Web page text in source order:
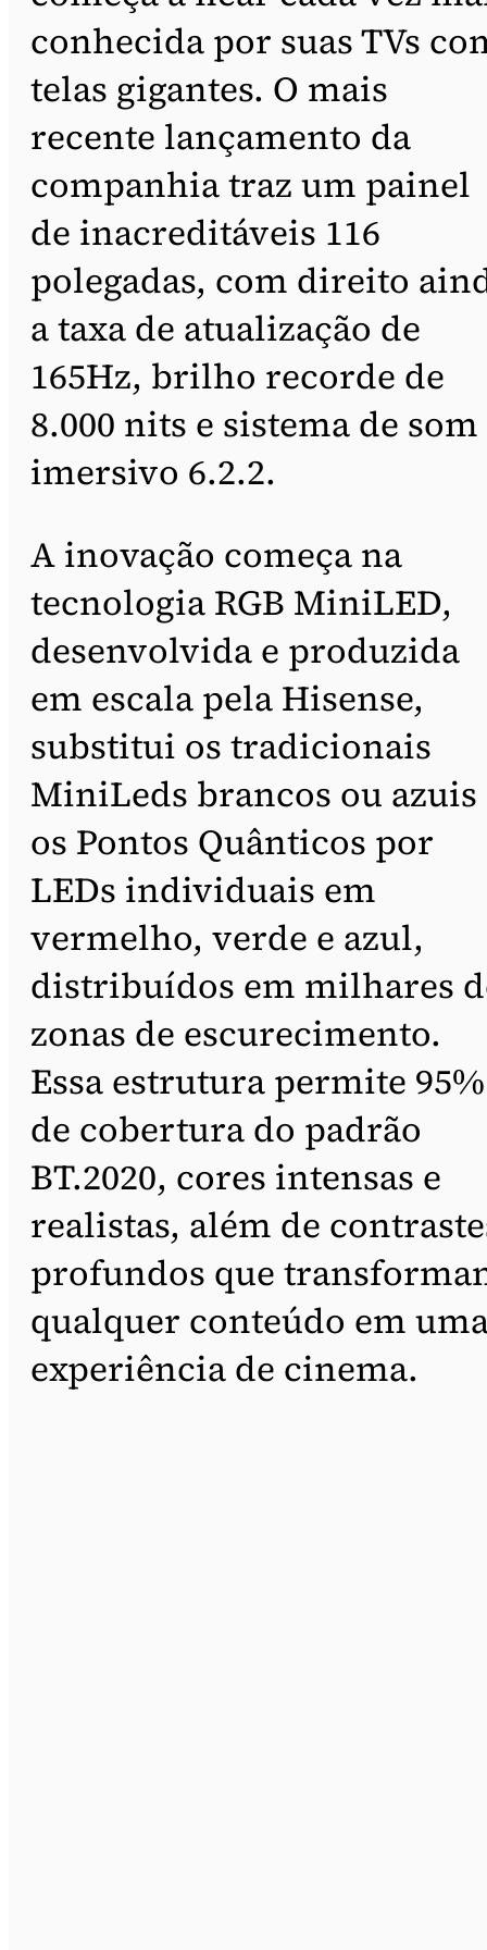
conhecida por suas TVs
telas gigantes. O mais
recente lançamento da
companhia traz um painel
de inacreditáveis 116
polegadas, com direito
a taxa de atualização de
165Hz, brilho recorde de
8.000 nits e sistema de som
imersivo 6.2.2.
A inovação começa na
tecnologia RGB MiniLED,
desenvolvida e produzida
em escala pela Hisense,
substitui os tradicionais
MiniLeds brancos ou azuis
os Pontos Quânticos por
LEDs individuais em
vermelho, verde e azul,
distribuídos em milhares
zonas de escurecimento.
Essa estrutura permite 95%
de cobertura do padrão
BT.2020, cores intensas e
realistas, além de
profundos que
qualquer conteúdo em
experiência de cinema.